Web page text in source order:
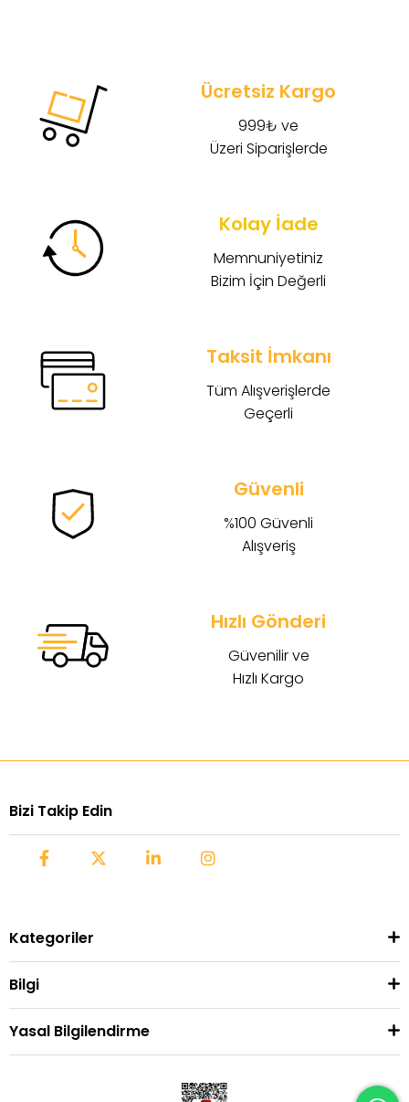
Ücretsiz Kargo
999₺ ve
Üzeri Siparişlerde
Kolay İade
Memnuniyetiniz
Bizim İçin Değerli
Taksit İmkanı
Tüm Alışverişlerde
Geçerli
Güvenli
%100 Güvenli
Alışveriş
Hızlı Gönderi
Güvenilir ve
Hızlı Kargo
Bizi Takip Edin
Kategoriler
Bilgi
Yasal Bilgilendirme